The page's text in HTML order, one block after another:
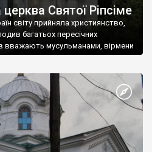
Святої Ріпсіме
світу прийняла християнство,
багатьох пересічних
вважають мусульманами, вірмени